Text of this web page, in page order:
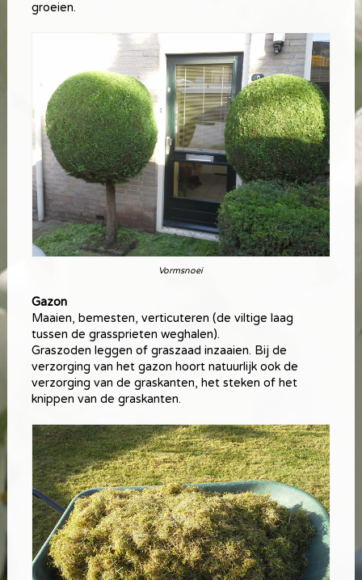
groeien.
Vormsnoei
Gazon
Maaien, bemesten, verticuteren (de viltige laag
tussen de grassprieten weghalen).
Graszoden leggen of graszaad inzaaien. Bij de
verzorging van het gazon hoort natuurlijk ook de
verzorging van de graskanten, het steken of het
knippen van de graskanten.